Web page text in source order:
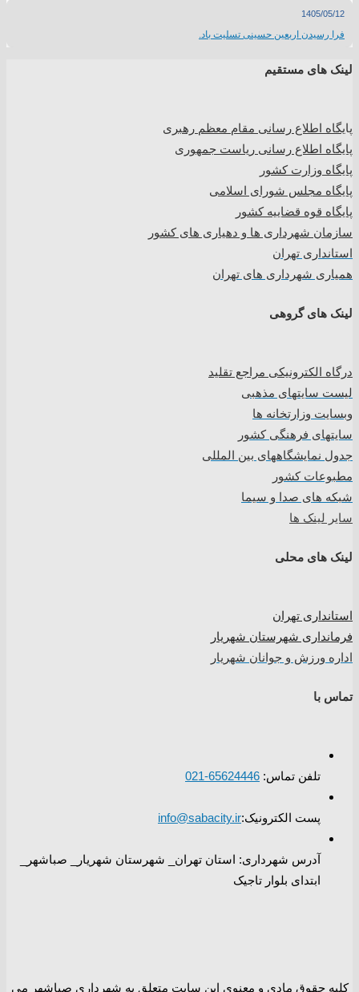
1405/05/12
فرا رسیدن اربعین حسینی تسلیت باد.
لینک های مستقیم
پایگاه اطلاع رسانی مقام معظم رهبری
پایگاه اطلاع رسانی ریاست جمهوری
پایگاه وزارت کشور
پایگاه مجلس شورای اسلامی
پایگاه قوه قضاییه کشور
سازمان شهرداری ها و دهیاری های کشور
استانداری تهران
همیاری شهرداری های تهران
لینک های گروهی
درگاه الکترونیکی مراجع تقلید
لیست سایتهای مذهبی
وبسایت وزارتخانه ها
سایتهای فرهنگی کشور
جدول نمایشگاههای بین المللی
مطبوعات کشور
شبکه های صدا و سیما
سایر لینک ها
لینک های محلی
استانداری تهران
فرمانداری شهرستان شهریار
اداره ورزش و جوانان شهریار
تماس با
تلفن تماس: 65624446-021
پست الکترونیک:info@sabacity.ir
آدرس شهرداری: استان تهران_ شهرستان شهریار_ صباشهر_
ابتدای بلوار تاجیک
کلیه حقوق مادی و معنوی این سایت متعلق به شهرداری صباشهر می